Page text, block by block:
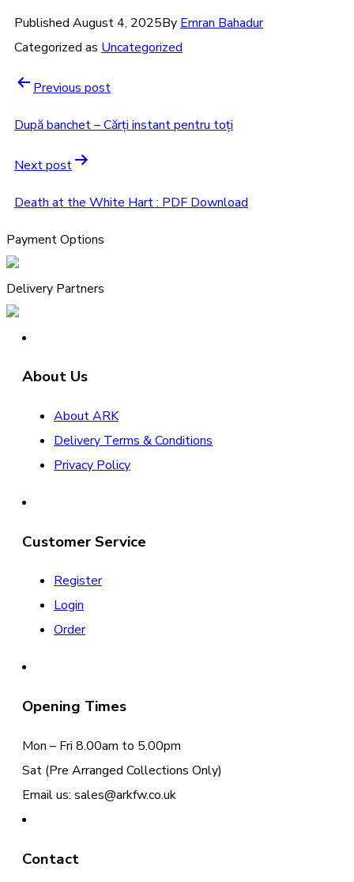
Published August 4, 2025By Emran Bahadur
Categorized as Uncategorized
Previous post
După banchet – Cărți instant pentru toți
Next post
Death at the White Hart : PDF Download
Payment Options
Delivery Partners
About Us
About ARK
Delivery Terms & Conditions
Privacy Policy
Customer Service
Register
Login
Order
Opening Times
Mon – Fri 8.00am to 5.00pm
Sat (Pre Arranged Collections Only)
Email us: sales@arkfw.co.uk
Contact